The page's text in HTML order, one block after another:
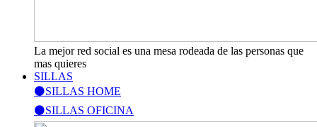
La mejor red social es una mesa rodeada de las personas que
mas quieres
SILLAS
⚫SILLAS HOME
⚫SILLAS OFICINA